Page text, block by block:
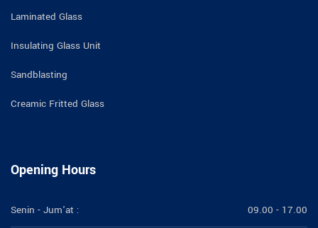
Laminated Glass
Insulating Glass Unit
Sandblasting
Creamic Fritted Glass
Opening Hours
Senin - Jum'at : 09.00 - 17.00